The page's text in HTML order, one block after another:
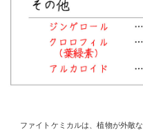
ファイトケミカルは、植物が外敵